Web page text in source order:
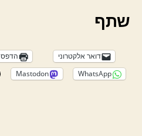
שתף
דואר אלקטרוני הדפס
WhatsApp
Mastodon